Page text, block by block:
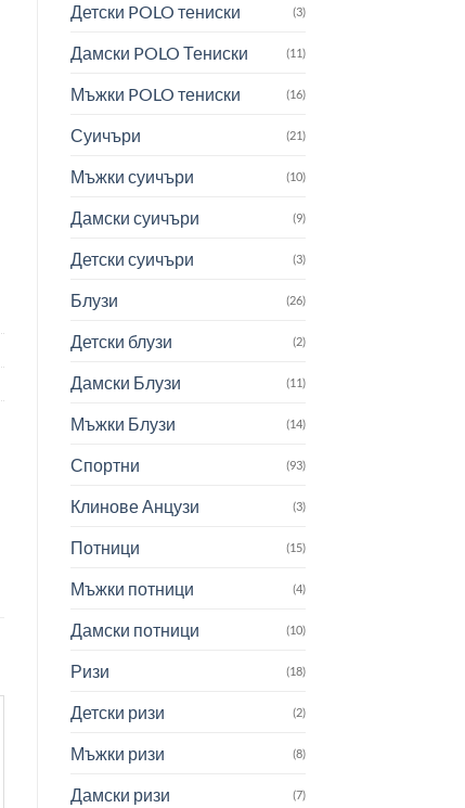
Детски POLO тениски (3)
Дамски POLO Тениски (11)
Мъжки POLO тениски (16)
Суичъри (21)
Мъжки суичъри (10)
Дамски суичъри (9)
Детски суичъри (3)
Блузи (26)
Детски блузи (2)
Дамски Блузи (11)
Мъжки Блузи (14)
Спортни (93)
Клинове Анцузи (3)
Потници (15)
Мъжки потници (4)
Дамски потници (10)
Ризи (18)
Детски ризи (2)
Мъжки ризи (8)
Дамски ризи (7)